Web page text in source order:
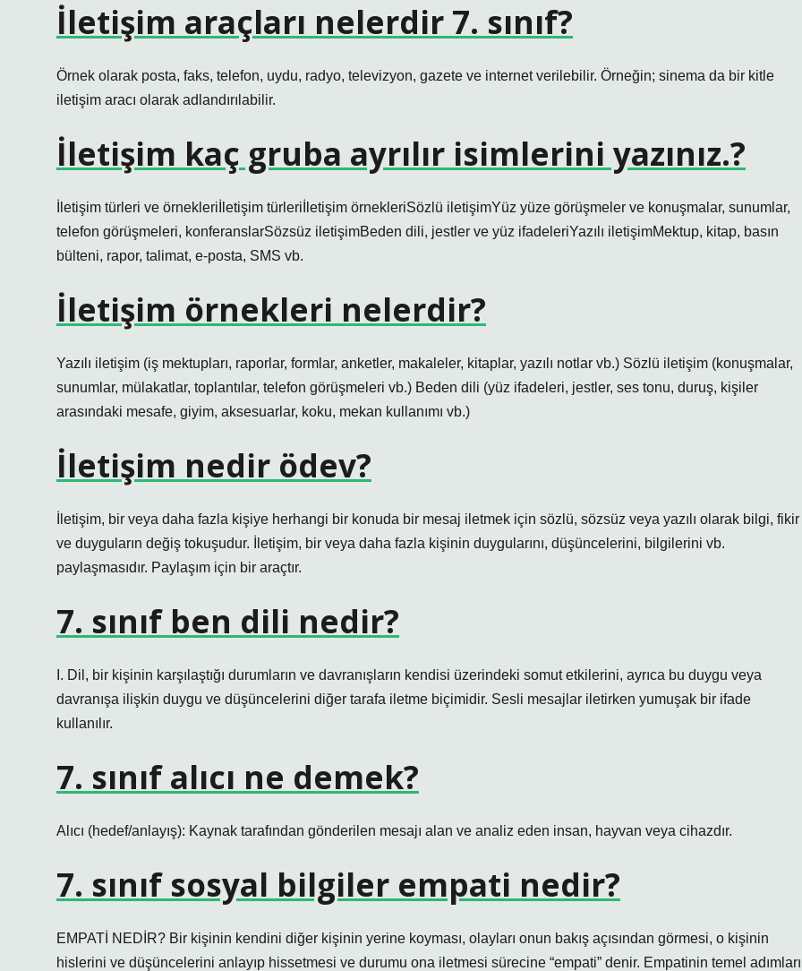
İletişim araçları nelerdir 7. sınıf?
Örnek olarak posta, faks, telefon, uydu, radyo, televizyon, gazete ve internet verilebilir. Örneğin; sinema da bir kitle
iletişim aracı olarak adlandırılabilir.
İletişim kaç gruba ayrılır isimlerini yazınız.?
İletişim türleri ve örnekleriİletişim türleriİletişim örnekleriSözlü iletişimYüz yüze görüşmeler ve konuşmalar, sunumlar,
telefon görüşmeleri, konferanslarSözsüz iletişimBeden dili, jestler ve yüz ifadeleriYazılı iletişimMektup, kitap, basın
bülteni, rapor, talimat, e-posta, SMS vb.
İletişim örnekleri nelerdir?
Yazılı iletişim (iş mektupları, raporlar, formlar, anketler, makaleler, kitaplar, yazılı notlar vb.) Sözlü iletişim (konuşmalar,
sunumlar, mülakatlar, toplantılar, telefon görüşmeleri vb.) Beden dili (yüz ifadeleri, jestler, ses tonu, duruş, kişiler
arasındaki mesafe, giyim, aksesuarlar, koku, mekan kullanımı vb.)
İletişim nedir ödev?
İletişim, bir veya daha fazla kişiye herhangi bir konuda bir mesaj iletmek için sözlü, sözsüz veya yazılı olarak bilgi, fikir
ve duyguların değiş tokuşudur. İletişim, bir veya daha fazla kişinin duygularını, düşüncelerini, bilgilerini vb.
paylaşmasıdır. Paylaşım için bir araçtır.
7. sınıf ben dili nedir?
I. Dil, bir kişinin karşılaştığı durumların ve davranışların kendisi üzerindeki somut etkilerini, ayrıca bu duygu veya
davranışa ilişkin duygu ve düşüncelerini diğer tarafa iletme biçimidir. Sesli mesajlar iletirken yumuşak bir ifade
kullanılır.
7. sınıf alıcı ne demek?
Alıcı (hedef/anlayış): Kaynak tarafından gönderilen mesajı alan ve analiz eden insan, hayvan veya cihazdır.
7. sınıf sosyal bilgiler empati nedir?
EMPATİ NEDİR? Bir kişinin kendini diğer kişinin yerine koyması, olayları onun bakış açısından görmesi, o kişinin
hislerini ve düşüncelerini anlayıp hissetmesi ve durumu ona iletmesi sürecine “empati” denir. Empatinin temel adımları